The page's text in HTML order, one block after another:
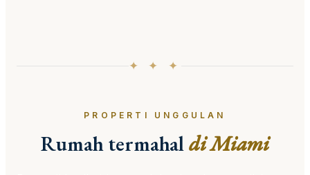
✦ ✦ ✦
PROPERTI UNGGULAN
Rumah termahaldi Miami